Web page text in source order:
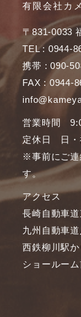
有限会社カ
〒831-0033
TEL : 0944-
携帯 : 090-
FAX : 0944-
営業時間
定休日 日・
※事前にご連
す。
アクセス
長崎自動車
九州自動車
西鉄柳川駅
ショールーム